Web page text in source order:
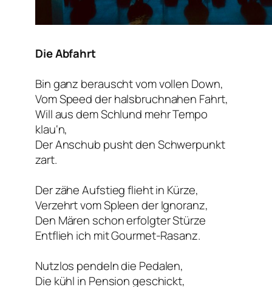
Die Abfahrt
Bin ganz berauscht vom vollen Down,
Vom Speed der halsbruchnahen Fahrt,
Will aus dem Schlund mehr Tempo
klau‘n,
Der Anschub pusht den Schwerpunkt
zart.
Der zähe Aufstieg flieht in Kürze,
Verzehrt vom Spleen der Ignoranz,
Den Mären schon erfolgter Stürze
Entflieh ich mit Gourmet-Rasanz.
Nutzlos pendeln die Pedalen,
Die kühl in Pension geschickt,